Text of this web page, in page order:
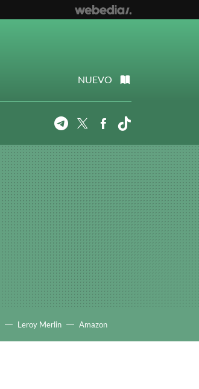
NUEVO
TelegramTwitterFacebook
Leroy Merlin Amazon